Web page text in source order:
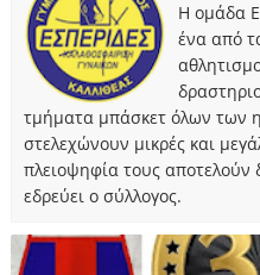
Η ομάδα
ένα από
τμήματα μπάσκετ όλων των
στελεχώνουν μικρές και
πλειοψηφία τους
εδρεύει ο σύλλογος.